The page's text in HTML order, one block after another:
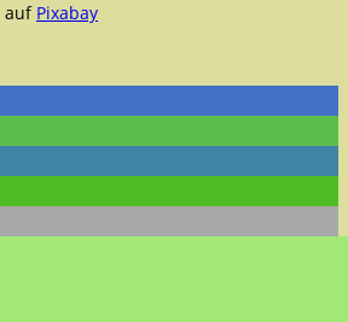
auf Pixabay